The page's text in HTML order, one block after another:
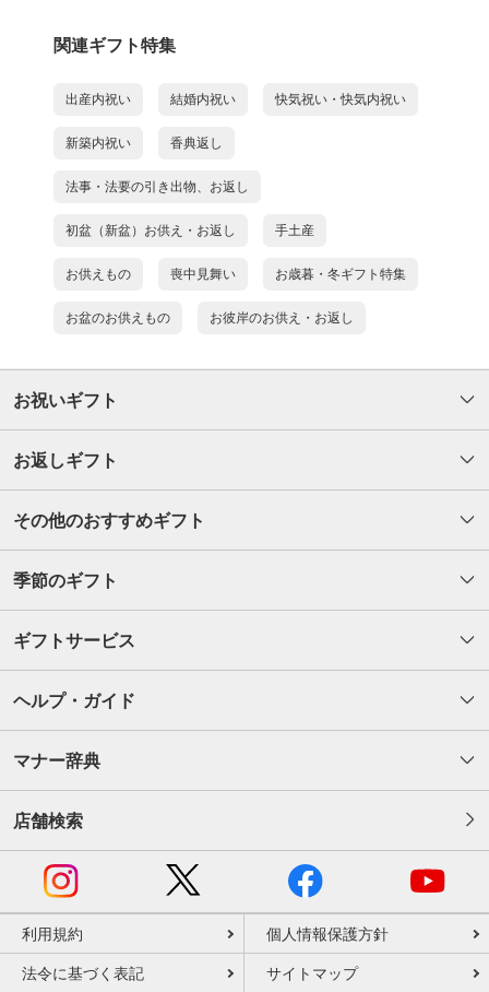
関連ギフト特集
出産内祝い 結婚内祝い 快気祝い・快気内祝い
新築内祝い 香典返し
法事・法要の引き出物、お返し
初盆（新盆）お供え・お返し 手土産
お供えもの 喪中見舞い お歳暮・冬ギフト特集
お盆のお供えもの お彼岸のお供え・お返し
お祝いギフト
お返しギフト
その他のおすすめギフト
季節のギフト
ギフトサービス
ヘルプ・ガイド
マナー辞典
店舗検索
利用規約 個人情報保護方針
法令に基づく表記 サイトマップ